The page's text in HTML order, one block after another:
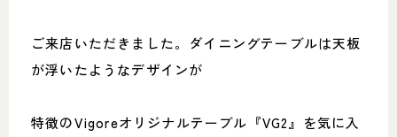
ご来店いただきました。ダイニングテーブルは天板
が浮いたようなデザインが
特徴のVigoreオリジナルテーブル『VG2』を気に入